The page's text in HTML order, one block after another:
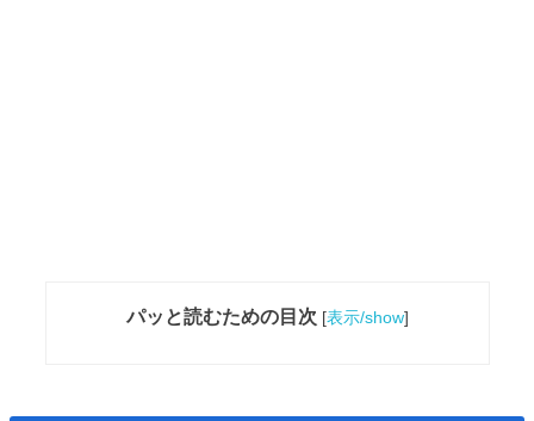
パッと読むための目次 [表示/show]